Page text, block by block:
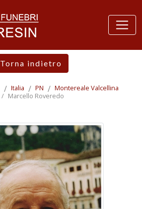
Torna indietro
Italia PN
Montereale Valcellina
Marcello Roveredo